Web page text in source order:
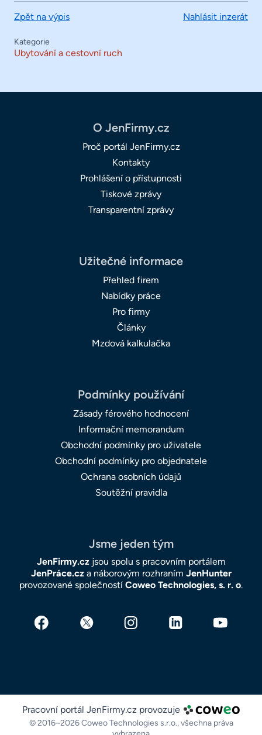
Zpět na výpis Nahlásit inzerát
Kategorie
Ubytování a cestovní ruch
O JenFirmy.cz
Proč portál JenFirmy.cz
Kontakty
Prohlášení o přístupnosti
Tiskové zprávy
Transparentní zprávy
Užitečné informace
Přehled firem
Nabídky práce
Pro firmy
Články
Mzdová kalkulačka
Podmínky používání
Zásady férového hodnocení
Informační memorandum
Obchodní podmínky pro uživatele
Obchodní podmínky pro objednatele
Ochrana osobních údajů
Soutěžní pravidla
Jsme jeden tým
JenFirmy.czjsou spolu s pracovním portálem
JenPráce.cza náborovým rozhraním JenHunter
provozované společností Coweo Technologies, s. r. o.
Pracovní portál JenFirmy.cz provozuje
© 2016–2026 Coweo Technologies s.r.o.,všechna práva